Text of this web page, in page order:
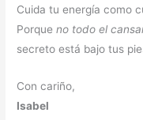
Cuida tu energía como
Porqueno todo el
secreto está bajo tus
Con cariño,
Isabel